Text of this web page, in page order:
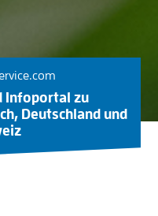
Infoportal zu
Deutschland und